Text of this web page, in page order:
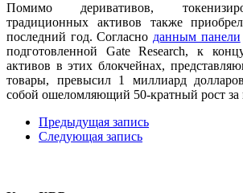
Помимо деривативов,
традиционных активов также
последний год. Согласно данным панели
подготовленной Gate Research, к
активов в этих блокчейнах,
товары, превысил 1 миллиард
собой ошеломляющий 50-кратный рост за
Предыдущая запись
Следующая запись